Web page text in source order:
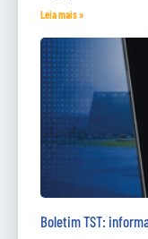
Leia mais »
Boletim TST: